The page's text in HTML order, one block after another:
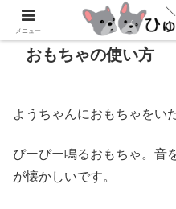
おもちゃの使い方
ようちゃんにおもちゃをい
ぴーぴー鳴るおもちゃ。音
が懐かしいです。
メニュー